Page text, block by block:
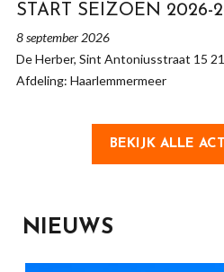
START SEIZOEN 2026-
8 september 2026
De Herber, Sint Antoniusstraat 15
Afdeling: Haarlemmermeer
BEKIJK ALLE
NIEUWS